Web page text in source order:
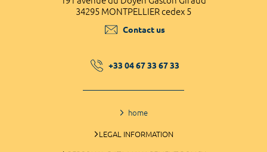
34295 MONTPELLIER cedex 5
Contact us
+33 04 67 33 67 33
home
LEGAL INFORMATION